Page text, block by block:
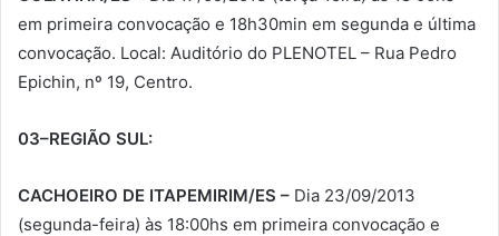
em primeira convocação e 18h30min em segunda e última
convocação. Local: Auditório do PLENOTEL – Rua Pedro
Epichin, nº 19, Centro.
03–REGIÃO SUL:
CACHOEIRO DE ITAPEMIRIM/ES – Dia 23/09/2013
(segunda-feira) às 18:00hs em primeira convocação e